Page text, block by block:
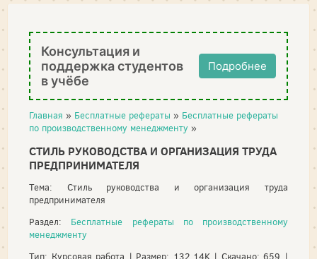
Консультация и
поддержка студентов
в учёбе
Подробнее
Главная » Бесплатные рефераты » Бесплатные рефераты
по производственному менеджменту »
СТИЛЬ РУКОВОДСТВА И ОРГАНИЗАЦИЯ ТРУДА
ПРЕДПРИНИМАТЕЛЯ
Тема: Стиль руководства и организация труда
предпринимателя
Раздел: Бесплатные рефераты по производственному
менеджменту
Тип: Курсовая работа | Размер: 132.14K | Скачано: 659 |